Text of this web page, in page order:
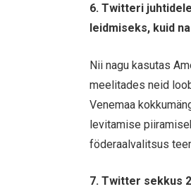
6. Twitteri
leidmiseks, kuid
Nii nagu kasutas
meelitades neid
Venemaa
levitamise
föderaalvalitsus
7. Twitter sekkus